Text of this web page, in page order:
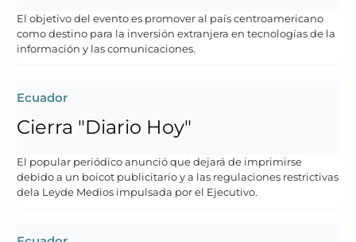
El objetivo del evento es promover al país centroamericano
como destino para la inversión extranjera en tecnologías de la
información y las comunicaciones.
Ecuador
Cierra "Diario Hoy"
El popular periódico anunció que dejará de imprimirse
debido a un boicot publicitario y a las regulaciones restrictivas
dela Leyde Medios impulsada por el Ejecutivo.